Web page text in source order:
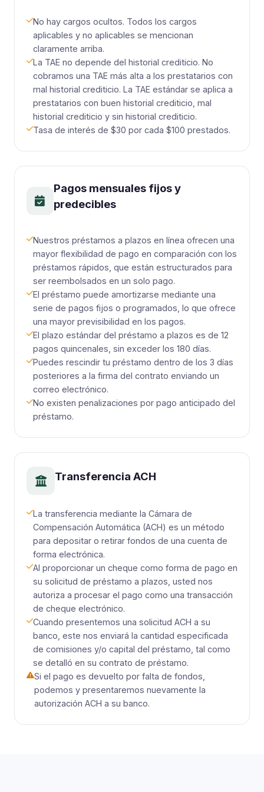
No hay cargos ocultos. Todos los cargos
aplicables y no aplicables se mencionan
claramente arriba.
La TAE no depende del historial crediticio. No
cobramos una TAE más alta a los prestatarios con
mal historial crediticio. La TAE estándar se aplica a
prestatarios con buen historial crediticio, mal
historial crediticio y sin historial crediticio.
Tasa de interés de $30 por cada $100 prestados.
Pagos mensuales fijos y
predecibles
Nuestros préstamos a plazos en línea ofrecen una
mayor flexibilidad de pago en comparación con los
préstamos rápidos, que están estructurados para
ser reembolsados ​​en un solo pago.
El préstamo puede amortizarse mediante una
serie de pagos fijos o programados, lo que ofrece
una mayor previsibilidad en los pagos.
El plazo estándar del préstamo a plazos es de 12
pagos quincenales, sin exceder los 180 días.
Puedes rescindir tu préstamo dentro de los 3 días
posteriores a la firma del contrato enviando un
correo electrónico.
No existen penalizaciones por pago anticipado del
préstamo.
Transferencia ACH
La transferencia mediante la Cámara de
Compensación Automática (ACH) es un método
para depositar o retirar fondos de una cuenta de
forma electrónica.
Al proporcionar un cheque como forma de pago en
su solicitud de préstamo a plazos, usted nos
autoriza a procesar el pago como una transacción
de cheque electrónico.
Cuando presentemos una solicitud ACH a su
banco, este nos enviará la cantidad especificada
de comisiones y/o capital del préstamo, tal como
se detalló en su contrato de préstamo.
Si el pago es devuelto por falta de fondos,
podemos y presentaremos nuevamente la
autorización ACH a su banco.